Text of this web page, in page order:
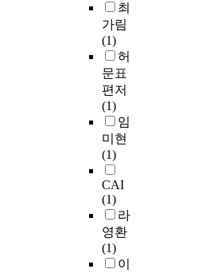
최
가림
(1)
허
문표
편저
(1)
임
미현
(1)
CAI
(1)
라
영환
(1)
이